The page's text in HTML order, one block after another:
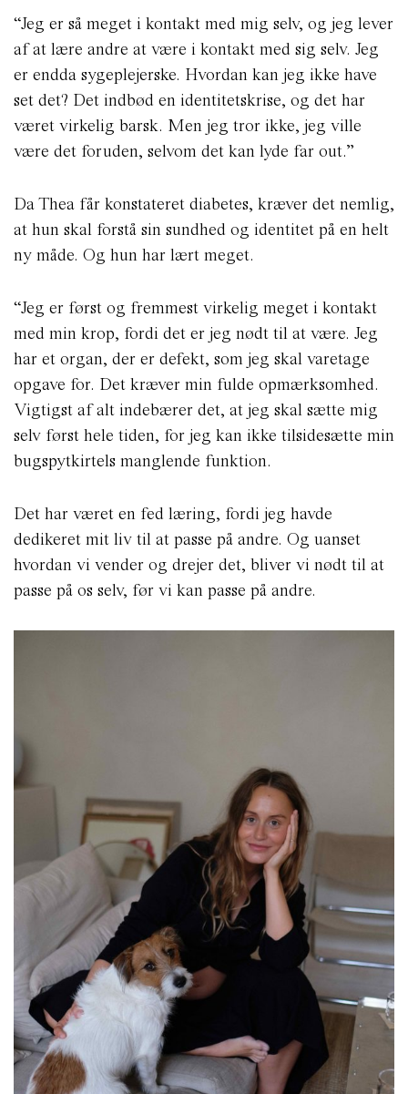
“Jeg er så meget i kontakt med mig selv, og jeg lever
af at lære andre at være i kontakt med sig selv. Jeg
er endda sygeplejerske. Hvordan kan jeg ikke have
set det? Det indbød en identitetskrise, og det har
været virkelig barsk. Men jeg tror ikke, jeg ville
være det foruden, selvom det kan lyde far out.”
Da Thea får konstateret diabetes, kræver det nemlig,
at hun skal forstå sin sundhed og identitet på en helt
ny måde. Og hun har lært meget.
“Jeg er først og fremmest virkelig meget i kontakt
med min krop, fordi det er jeg nødt til at være. Jeg
har et organ, der er defekt, som jeg skal varetage
opgave for. Det kræver min fulde opmærksomhed.
Vigtigst af alt indebærer det, at jeg skal sætte mig
selv først hele tiden, for jeg kan ikke tilsidesætte min
bugspytkirtels manglende funktion.
Det har været en fed læring, fordi jeg havde
dedikeret mit liv til at passe på andre. Og uanset
hvordan vi vender og drejer det, bliver vi nødt til at
passe på os selv, før vi kan passe på andre.